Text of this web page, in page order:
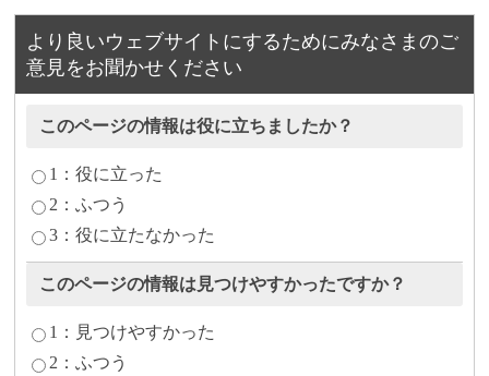
より良いウェブサイトにするためにみなさまのご
意見をお聞かせください
このページの情報は役に立ちましたか？
1：役に立った
2：ふつう
3：役に立たなかった
このページの情報は見つけやすかったですか？
1：見つけやすかった
2：ふつう